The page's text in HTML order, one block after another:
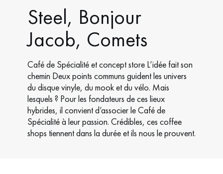
Steel, Bonjour
Jacob, Comets
Café de Spécialité et concept store L’idée fait son
chemin Deux points communs guident les univers
du disque vinyle, du mook et du vélo. Mais
lesquels ? Pour les fondateurs de ces lieux
hybrides, il convient d’associer le Café de
Spécialité à leur passion. Crédibles, ces coffee
shops tiennent dans la durée et ils nous le prouvent.